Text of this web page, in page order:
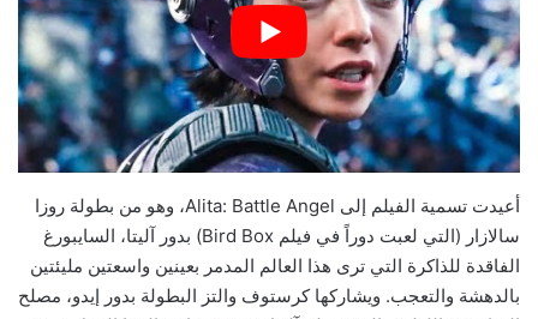
أعيدت تسمية الفيلم إلى Alita: Battle Angel، وهو من بطولة روزا
سالازار (التي لعبت دوراً في فيلم Bird Box) بدور آليتا، السايبورغ
الفاقدة للذاكرة التي ترى هذا العالم المدمر بعينين واسعتين مليئتين
بالدهشة والتعجب. ويشاركها كرستوف والتز البطولة بدور إيدو، مصلح